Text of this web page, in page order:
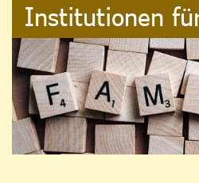
Institutionen